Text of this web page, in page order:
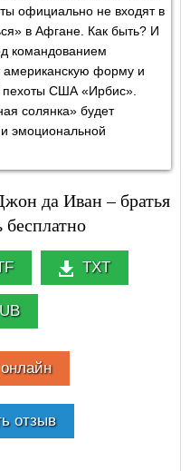
официально не входят в
в Афгане. Как быть? И
командованием
американскую форму и
пехоты США «Ирбис».
солянка» будет
эмоциональной
да Иван – братья
бесплатно
TXT
отзыв